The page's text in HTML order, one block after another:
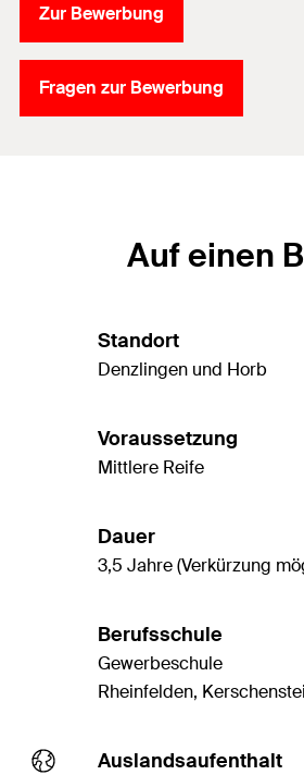
Zur Bewerbung
Fragen zur Bewerbung
Auf einen
Standort
Denzlingen und Horb
Voraussetzung
Mittlere Reife
Dauer
3,5 Jahre (Verkürzung
Berufsschule
Gewerbeschule
Rheinfelden,
Auslandsaufenthalt